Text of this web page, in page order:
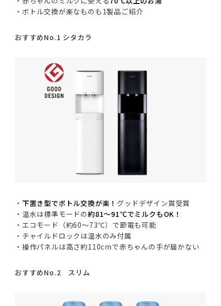
・ボトル交換が楽なものも1製品ご紹介
おすすめNo.1 シタカラ
・ 下置き型でボトル交換が楽！ グッドデザイン賞受賞
・温水は標準モードの約81～91℃でミルクもOK！
・エコモード（約60～73℃）で節電も可能
・チャイルドロックは温水のみ付属
・操作パネルは高さ約110cmで赤ちゃんの手が届かない
おすすめNo.2 スリム